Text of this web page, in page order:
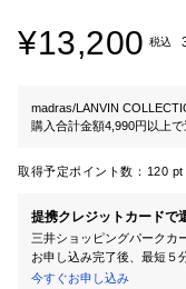
¥13,200 税込
madras/LANVIN
購入合計金額4,990円以上
取得予定ポイント数： 120 pt
提携クレジットカードで
三井ショッピングパークカ
お申し込み完了後、最短５
今すぐお申し込み